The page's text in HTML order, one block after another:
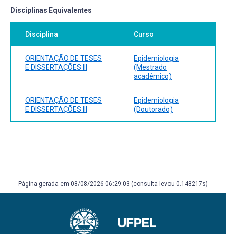
Disciplinas Equivalentes
Disciplina Curso
ORIENTAÇÃO DE TESES
E DISSERTAÇÕES III
Epidemiologia
(Mestrado
acadêmico)
ORIENTAÇÃO DE TESES
E DISSERTAÇÕES III
Epidemiologia
(Doutorado)
Página gerada em 08/08/2026 06:29:03 (consulta levou 0.148217s)